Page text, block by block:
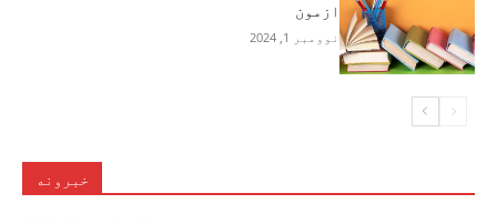
ازمون
نوومبر 1, 2024
خبرونه